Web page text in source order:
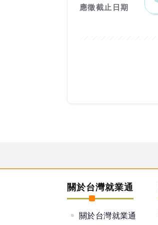
應徵截止日期
關於台灣就業通
關於台灣就業通